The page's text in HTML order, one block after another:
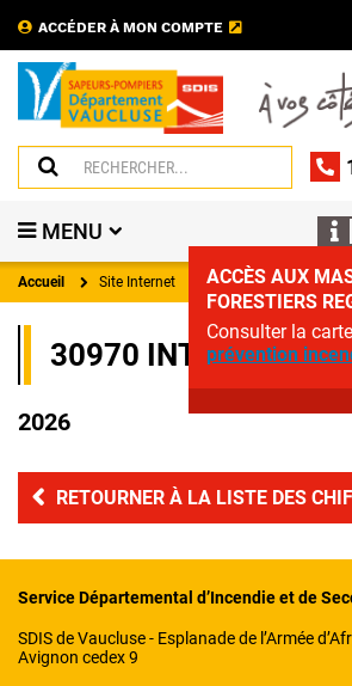
ACCÉDER À MON COMPTE
MENU
ACCÈS AUX
FORESTIERS
Consulter la
prévention
Accueil Site Internet
30970
2026
RETOURNER À LA LISTE DES
Service Départemental d’Incendie et de
SDIS de Vaucluse - Esplanade de l’Armée
Avignon cedex 9